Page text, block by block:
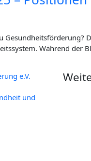
Wäh­rend der
e.V.
und